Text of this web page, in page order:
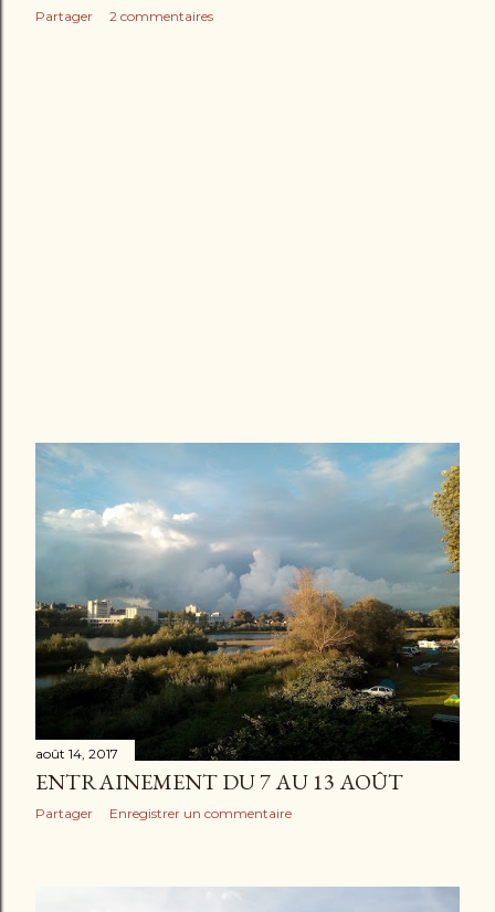
Partager 2 commentaires
août 14, 2017
ENTRAINEMENT DU 7 AU 13 AOÛT
Partager Enregistrer un commentaire